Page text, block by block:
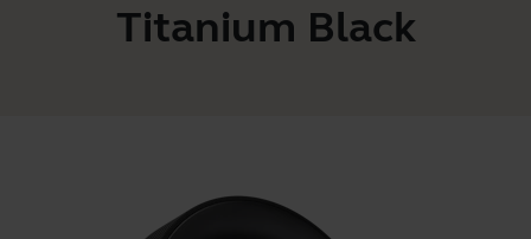
Titanium Black